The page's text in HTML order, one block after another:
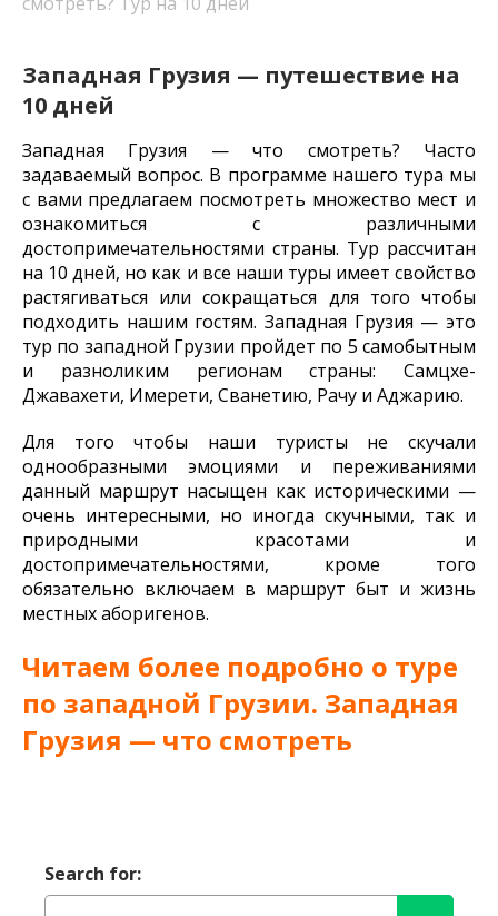
Западная Грузия — путешествие на
10 дней
Западная Грузия — что смотреть? Часто
задаваемый вопрос. В программе нашего тура мы
с вами предлагаем посмотреть множество мест и
ознакомиться с различными
достопримечательностями страны. Тур рассчитан
на 10 дней, но как и все наши туры имеет свойство
растягиваться или сокращаться для того чтобы
подходить нашим гостям. Западная Грузия — это
тур по западной Грузии пройдет по 5 самобытным
и разноликим регионам страны: Самцхе-
Джавахети, Имерети, Сванетию, Рачу и Аджарию.
Для того чтобы наши туристы не скучали
однообразными эмоциями и переживаниями
данный маршрут насыщен как историческими —
очень интересными, но иногда скучными, так и
природными красотами и
достопримечательностями, кроме того
обязательно включаем в маршрут быт и жизнь
местных аборигенов.
Читаем более подробно о туре
по западной Грузии. Западная
Грузия — что смотреть
Search for: